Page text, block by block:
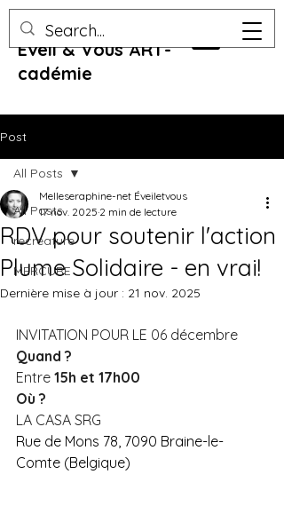
Eveil & Vous ART-
cadémie
Post
All Posts
recreature
MERCURE
All Posts
RDV pour soutenir l'action
Plume Solidaire - en vrai!
Melleseraphine-net Éveiletvous
17 nov. 2025 2 min de lecture
Dernière mise à jour : 21 nov. 2025
INVITATION POUR LE 06 décembre
Quand ?
Entre 15h et 17h00
Où ?
LA CASA SRG
Rue de Mons 78, 7090 Braine-le-
Comte (Belgique)